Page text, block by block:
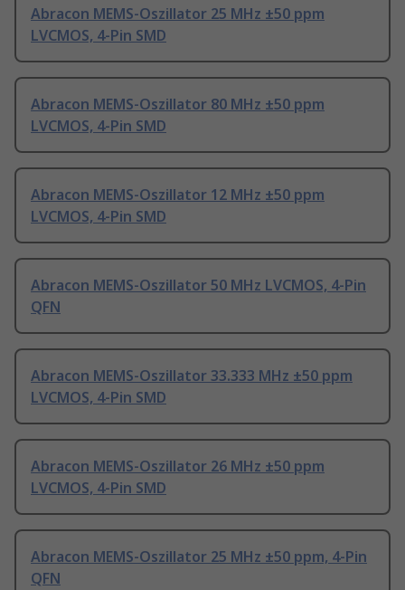
Abracon MEMS-Oszillator 25 MHz ±50 ppm
LVCMOS, 4-Pin SMD
Abracon MEMS-Oszillator 80 MHz ±50 ppm
LVCMOS, 4-Pin SMD
Abracon MEMS-Oszillator 12 MHz ±50 ppm
LVCMOS, 4-Pin SMD
Abracon MEMS-Oszillator 50 MHz LVCMOS, 4-Pin
QFN
Abracon MEMS-Oszillator 33.333 MHz ±50 ppm
LVCMOS, 4-Pin SMD
Abracon MEMS-Oszillator 26 MHz ±50 ppm
LVCMOS, 4-Pin SMD
Abracon MEMS-Oszillator 25 MHz ±50 ppm, 4-Pin
QFN